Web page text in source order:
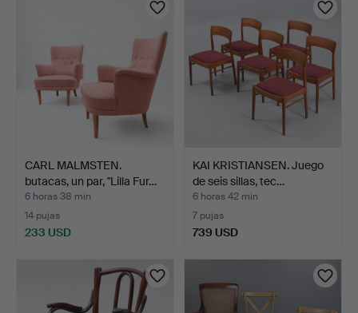
CARL MALMSTEN.
butacas, un par, "Lilla Fur…
6 horas 38 min
14 pujas
233 USD
KAI KRISTIANSEN. Juego
de seis sillas, tec…
6 horas 42 min
7 pujas
739 USD